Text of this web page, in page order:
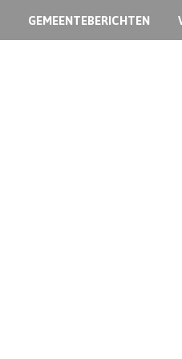
GEMEENTEBERICHTEN